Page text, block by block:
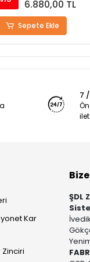
6.880,00 TL
Sepete Ekle
7
Kar
ŞDL